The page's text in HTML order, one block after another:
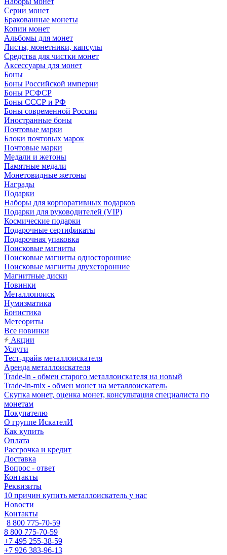
Серии монет
Бракованные монеты
Копии монет
Альбомы для монет
Листы, монетники, капсулы
Средства для чистки монет
Аксессуары для монет
Боны
Боны Российской империи
Боны РСФСР
Боны СССР и РФ
Боны современной России
Иностранные боны
Почтовые марки
Блоки почтовых марок
Почтовые марки
Медали и жетоны
Памятные медали
Монетовидные жетоны
Награды
Подарки
Наборы для корпоративных подарков
Подарки для руководителей (VIP)
Космические подарки
Подарочные сертификаты
Подарочная упаковка
Поисковые магниты
Поисковые магниты односторонние
Поисковые магниты двухсторонние
Магнитные диски
Новинки
Металлопоиск
Нумизматика
Бонистика
Метеориты
Все новинки
Акции
Услуги
Тест-драйв металлоискателя
Аренда металлоискателя
Trade-in - обмен старого металлоискателя на новый
Trade-in-mix - обмен монет на металлоискатель
Скупка монет, оценка монет, консультация специалиста по
монетам
Покупателю
О группе ИскателИ
Как купить
Оплата
Рассрочка и кредит
Доставка
Вопрос - ответ
Контакты
Реквизиты
10 причин купить металлоискатель у нас
Новости
Контакты
8 800 775-70-59
8 800 775-70-59
+7 495 255-38-59
+7 926 383-96-13